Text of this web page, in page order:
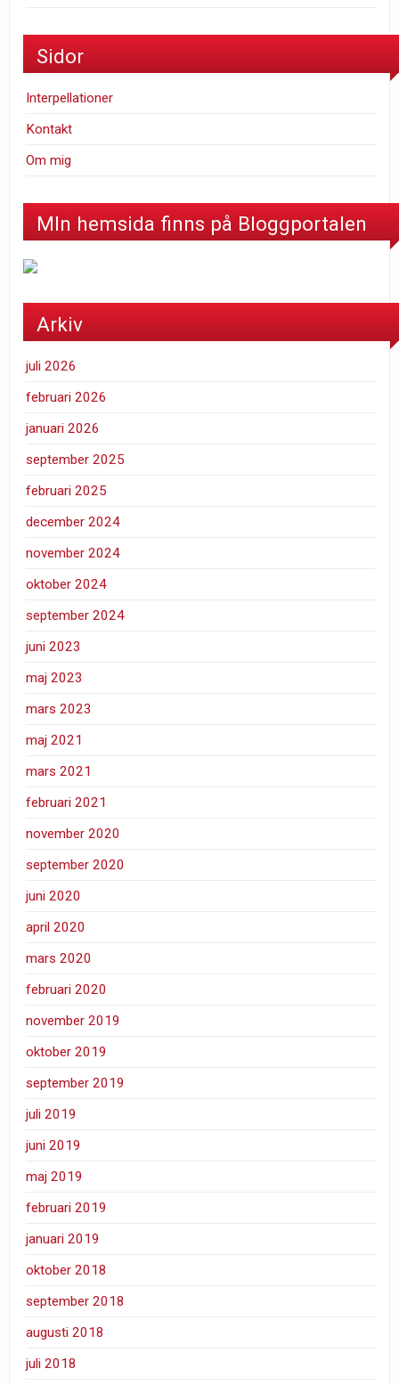
Sidor
Interpellationer
Kontakt
Om mig
MIn hemsida finns på Bloggportalen
Arkiv
juli 2026
februari 2026
januari 2026
september 2025
februari 2025
december 2024
november 2024
oktober 2024
september 2024
juni 2023
maj 2023
mars 2023
maj 2021
mars 2021
februari 2021
november 2020
september 2020
juni 2020
april 2020
mars 2020
februari 2020
november 2019
oktober 2019
september 2019
juli 2019
juni 2019
maj 2019
februari 2019
januari 2019
oktober 2018
september 2018
augusti 2018
juli 2018